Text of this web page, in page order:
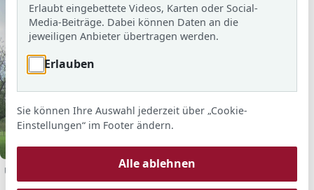
Unterwegs auf den Radrouten des ADFC Langen/Egelsbach.
Erlaubt eingebettete Videos, Karten oder Social-
Media-Beiträge. Dabei können Daten an die
jeweiligen Anbieter übertragen werden.
Erlauben
Sie können Ihre Auswahl jederzeit über „Cookie-
Einstellungen“ im Footer ändern.
Alle ablehnen